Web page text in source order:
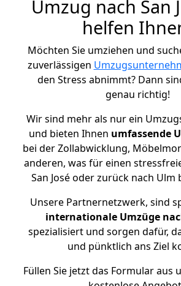
Umzug nach San
helfen
Möchten Sie umziehen und
zuverlässigen
den Stress abnimmt? Dann
genau richtig!
Wir sind mehr als nur ein
und bieten Ihnen umfassende
bei der Zollabwicklung,
anderen, was für einen
San José oder zurück nach
Unsere Partnernetzwerk, sind
internationale Umzüge
spezialisiert und sorgen dafür,
und pünktlich ans Ziel
Füllen Sie jetzt das Formular aus